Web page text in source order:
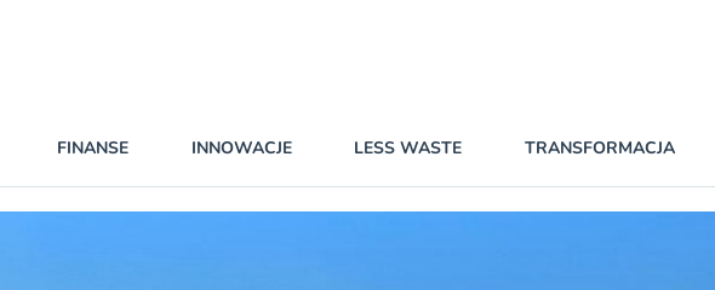
FINANSE INNOWACJE LESS WASTE TRANSFORMACJA